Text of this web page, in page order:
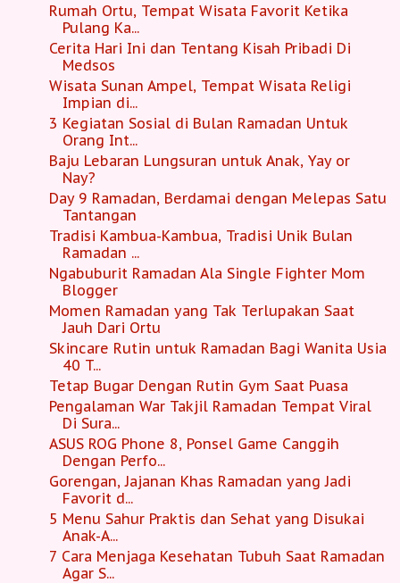
Rumah Ortu, Tempat Wisata Favorit Ketika
Pulang Ka...
Cerita Hari Ini dan Tentang Kisah Pribadi Di
Medsos
Wisata Sunan Ampel, Tempat Wisata Religi
Impian di...
3 Kegiatan Sosial di Bulan Ramadan Untuk
Orang Int...
Baju Lebaran Lungsuran untuk Anak, Yay or
Nay?
Day 9 Ramadan, Berdamai dengan Melepas Satu
Tantangan
Tradisi Kambua-Kambua, Tradisi Unik Bulan
Ramadan ...
Ngabuburit Ramadan Ala Single Fighter Mom
Blogger
Momen Ramadan yang Tak Terlupakan Saat
Jauh Dari Ortu
Skincare Rutin untuk Ramadan Bagi Wanita Usia
40 T...
Tetap Bugar Dengan Rutin Gym Saat Puasa
Pengalaman War Takjil Ramadan Tempat Viral
Di Sura...
ASUS ROG Phone 8, Ponsel Game Canggih
Dengan Perfo...
Gorengan, Jajanan Khas Ramadan yang Jadi
Favorit d...
5 Menu Sahur Praktis dan Sehat yang Disukai
Anak-A...
7 Cara Menjaga Kesehatan Tubuh Saat Ramadan
Agar S...